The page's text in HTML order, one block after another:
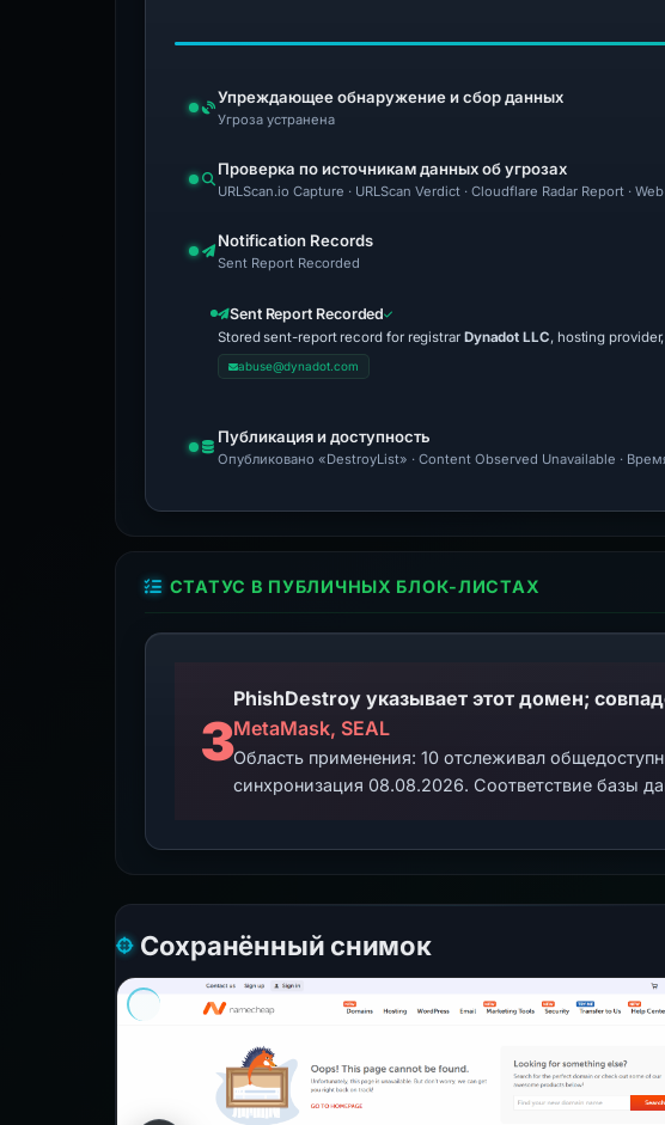
Упреждающее обнаружение и сбор данных
Угроза устранена
Проверка по источникам данных об угрозах
URLScan.io Capture · URLScan Verdict · Cloudflare Radar Report ·
Notification Records
Sent Report Recorded
Sent Report Recorded
Stored sent-report record for registrar Dynadot LLC, hosting
abuse@dynadot.com
Публикация и доступность
Опубликовано «DestroyList» · Content Observed Unavailable ·
СТАТУС В ПУБЛИЧНЫХ БЛОК-ЛИСТАХ
3MetaMask, SEAL
Область применения: 10 отслеживал
синхронизация 08.08.2026. Соответствие базы
Сохранённый снимок